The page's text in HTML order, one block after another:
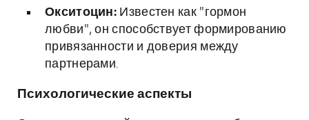
Окситоцин: Известен как "гормон
любви", он способствует формированию
привязанности и доверия между
партнерами.
Психологические аспекты